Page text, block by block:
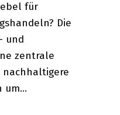
für
Die
und
zentrale
nachhaltigere
um…